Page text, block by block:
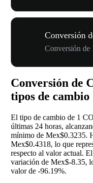
Conversión
Conversión
Conversión de
tipos de cambio
El tipo de cambio de 1
últimas 24 horas,
mínimo de Mex$0.3235.
Mex$0.4318, lo que
respecto al valor actual.
variación de Mex$-8.35,
valor de -96.19%.